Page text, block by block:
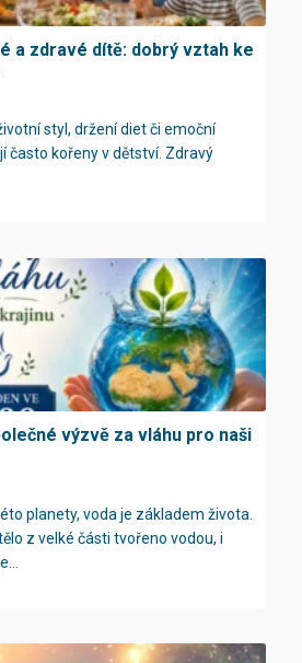
a zdravé dítě: dobrý vztah ke
styl, držení diet či emoční
často kořeny v dětství. Zdravý
výzvě za vláhu pro naši
planety, voda je základem života.
z velké části tvořeno vodou, i